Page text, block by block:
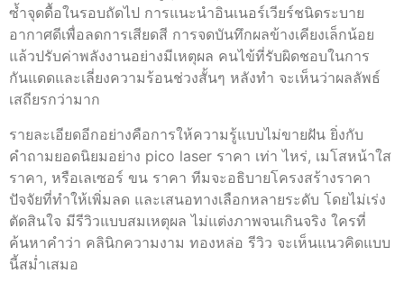
ซ้ำจุดดื้อในรอบถัดไป การแนะนำอินเนอร์เวียร์ชนิดระบาย
อากาศดีเพื่อลดการเสียดสี การจดบันทึกผลข้างเคียงเล็กน้อย
แล้วปรับค่าพลังงานอย่างมีเหตุผล คนไข้ที่รับผิดชอบในการ
กันแดดและเลี่ยงความร้อนช่วงสั้นๆ หลังทำ จะเห็นว่าผลลัพธ์
เสถียรกว่ามาก
รายละเอียดอีกอย่างคือการให้ความรู้แบบไม่ขายฝัน ยิ่งกับ
คำถามยอดนิยมอย่าง pico laser ราคา เท่า ไหร่, เมโสหน้าใส
ราคา, หรือเลเซอร์ ขน ราคา ทีมจะอธิบายโครงสร้างราคา
ปัจจัยที่ทำให้เพิ่มลด และเสนอทางเลือกหลายระดับ โดยไม่เร่ง
ตัดสินใจ มีรีวิวแบบสมเหตุผล ไม่แต่งภาพจนเกินจริง ใครที่
ค้นหาคำว่า คลินิกความงาม ทองหล่อ รีวิว จะเห็นแนวคิดแบบ
นี้สม่ำเสมอ